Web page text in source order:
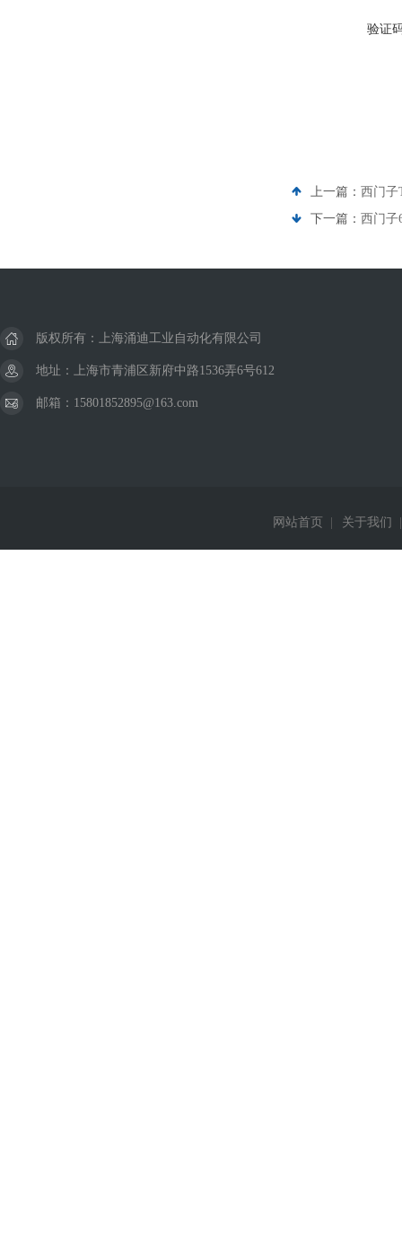
验证
上一篇： 西门子
下一篇： 西门子
版权所有：上海涌迪工业自动化有限公司
地址：上海市青浦区新府中路1536弄6号612
邮箱：15801852895@163.com
网站首页 关于我们